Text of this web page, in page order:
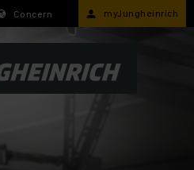
Concern myJungheinrich